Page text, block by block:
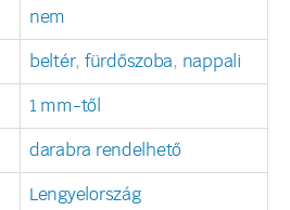
nem
beltér, fürdőszoba, nappali
1 mm-től
darabra rendelhető
Lengyelország